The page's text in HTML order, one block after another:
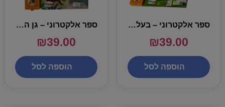
ספר אלקטרוני – בעלי חיים
₪39.00
הוספה לסל
ספר אלקטרוני – גן החיות
₪39.00
הוספה לסל